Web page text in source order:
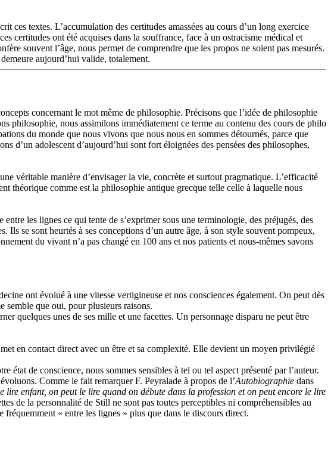
ces textes. L’accumulation des certitudes amassées au cours d’un long exercice
certitudes ont été acquises dans la souffrance, face à un ostracisme médical et
souvent l’âge, nous permet de comprendre que les propos ne soient pas mesurés.
aujourd’hui valide, totalement.
concernant le mot même de philosophie. Précisons que l’idée de philosophie
philosophie, nous assimilons immédiatement ce terme au contenu des cours de philo
du monde que nous vivons que nous nous en sommes détournés, parce que
d’un adolescent d’aujourd’hui sont fort éloignées des pensées des philosophes,
véritable manière d’envisager la vie, concrète et surtout pragmatique. L’efficacité
théorique comme est la philosophie antique grecque telle celle à laquelle nous
les lignes ce qui tente de s’exprimer sous une terminologie, des préjugés, des
Ils se sont heurtés à ses conceptions d’un autre âge, à son style souvent pompeux,
du vivant n’a pas changé en 100 ans et nos patients et nous-mêmes savons
ont évolué à une vitesse vertigineuse et nos consciences également. On peut dès
semble que oui, pour plusieurs raisons.
quelques unes de ses mille et une facettes. Un personnage disparu ne peut être
en contact direct avec un être et sa complexité. Elle devient un moyen privilégié
de conscience, nous sommes sensibles à tel ou tel aspect présenté par l’auteur.
Comme le fait remarquer F. Peyralade à propos de l’Autobiographie dans
enfant, on peut le lire quand on débute dans la profession et on peut encore le lire
de la personnalité de Still ne sont pas toutes perceptibles ni compréhensibles au
« entre les lignes » plus que dans le discours direct.